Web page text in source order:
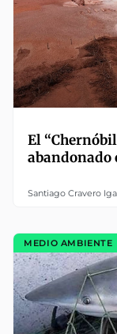
El
abandonado
Santiago Cravero
MEDIO AMBIENTE